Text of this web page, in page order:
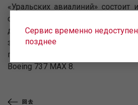
«Уральских авиалиний»
судов. В 2019 году авиакомпания
динамику роста
значительно расширить
покупки новых самолетов
Boeing 737 MAX 8.
回去
Сервис временно
позднее